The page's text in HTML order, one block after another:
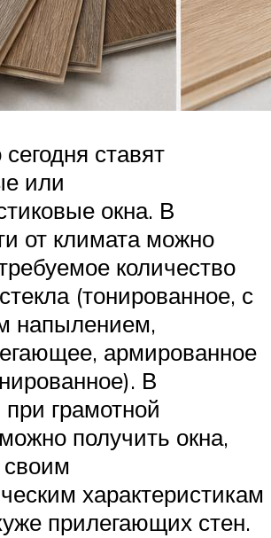
ставят
или
окна. В
от климата можно
количество
(тонированное, с
напылением,
армированное
В
при грамотной
получить окна,
характеристикам
прилегающих стен.